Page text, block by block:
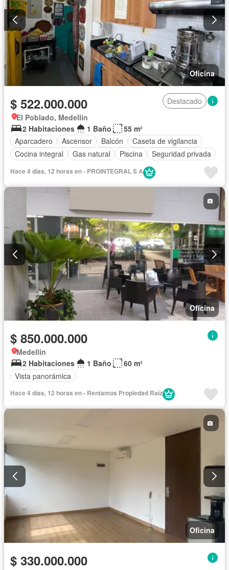
Oficina
$ 522.000.000
Destacado
El Poblado, Medellín
2 Habitaciones
1 Baño
55 m²
Aparcadero
Ascensor Balcón
Caseta de vigilancia
Cocina integral
Gas natural Piscina Seguridad privada
Hace 4 días, 12 horas en - PROINTEGRAL S A
Oficina
$ 850.000.000
Medellín
2 Habitaciones
1 Baño
60 m²
Vista panorámica
Hace 4 días, 12 horas en - Rentamos Propiedad Raíz
Oficina
$ 330.000.000